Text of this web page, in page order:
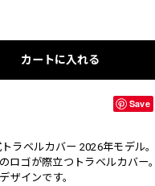
カートに入れる
Save
ラベルカバー 2026年モデル。
ロゴが際立つトラベルカバー。
ザインです。